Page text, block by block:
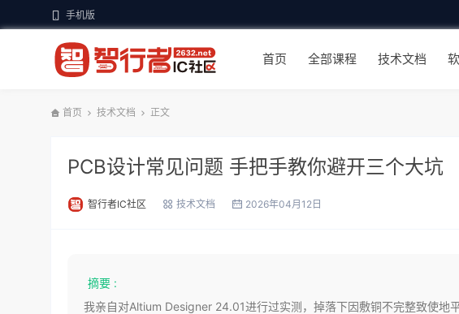
手机版
首页 全部课程 技术文档
首页 技术文档 正文
PCB设计常见问题 手把手教你避开三个大坑
智行者IC社区 技术文档 2026年04月12日
摘要 :
我亲自对Altium Designer 24.01进行过实测，掉落下因敷铜不完整致使地